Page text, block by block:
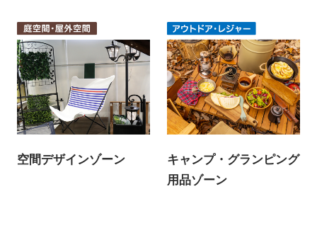
空間デザインゾーン
キャンプ・グランピング
用品ゾーン